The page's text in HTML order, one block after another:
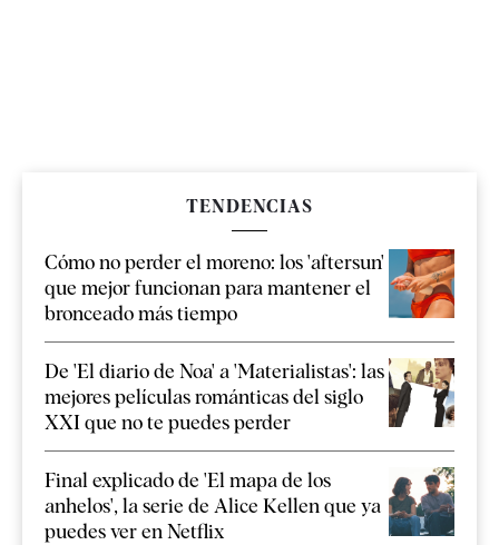
TENDENCIAS
Cómo no perder el moreno: los 'aftersun'
que mejor funcionan para mantener el
bronceado más tiempo
De 'El diario de Noa' a 'Materialistas': las
mejores películas románticas del siglo
XXI que no te puedes perder
Final explicado de 'El mapa de los
anhelos', la serie de Alice Kellen que ya
puedes ver en Netflix